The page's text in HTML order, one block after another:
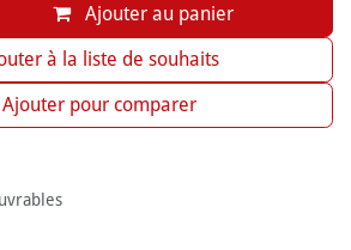
Ajouter au panier
Ajouter pour comparer
à la liste de souhaits